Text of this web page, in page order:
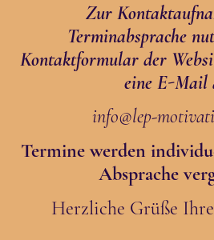
Zur
Terminabsprache
Kontaktformular der
eine E-Mail
info@lep-
Termine werden
Absprache
Herzliche Grüße Ihre